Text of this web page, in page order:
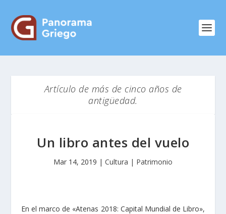
Artículo de más de cinco años de
antigüedad.
Un libro antes del vuelo
Mar 14, 2019 | Cultura | Patrimonio
En el marco de «Atenas 2018: Capital Mundial de Libro»,